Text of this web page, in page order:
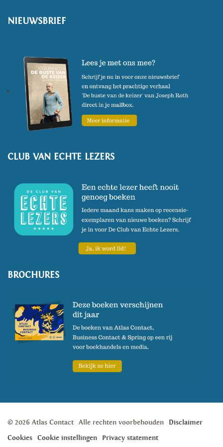
continent.
NIEUWSBRIEF
CLUB VAN ECHTE LEZERS
BROCHURES
© 2026 Atlas Contact Alle rechten voorbehouden
Disclaimer
Cookies
Cookie instellingen Privacy statement